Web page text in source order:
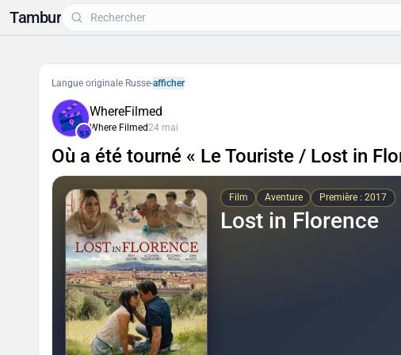
Tambur
Langue originale Russe-afficher
WhereFilmed
Where Filmed24 mai
Où a été tourné « Le Touriste / Lost in
Film Aventure Première : 2017
Lost in Florence